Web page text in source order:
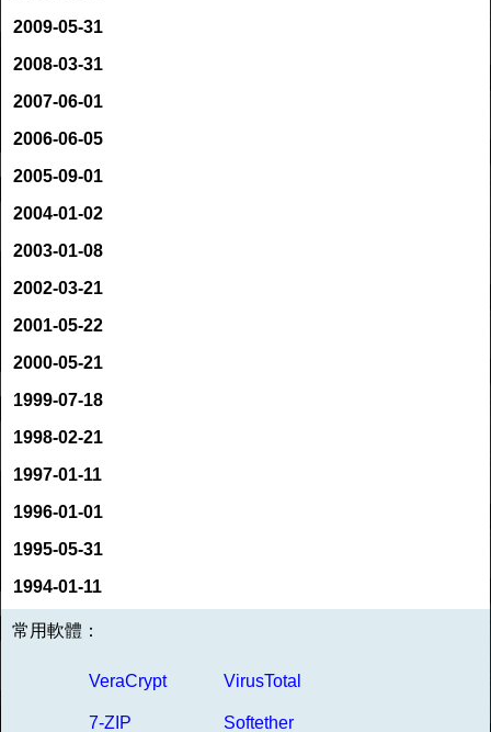
2009-05-31
2008-03-31
2007-06-01
2006-06-05
2005-09-01
2004-01-02
2003-01-08
2002-03-21
2001-05-22
2000-05-21
1999-07-18
1998-02-21
1997-01-11
1996-01-01
1995-05-31
1994-01-11
常用軟體：
VeraCrypt VirusTotal
7-ZIP Softether